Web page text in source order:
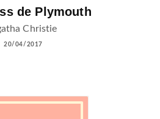
de Plymouth
Christie
20/04/2017